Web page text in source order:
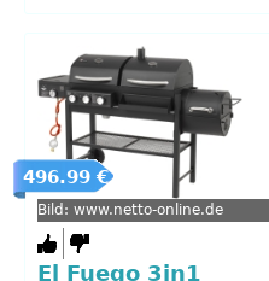
496.99 €
Bild: www.netto-online.de
El Fuego 3in1